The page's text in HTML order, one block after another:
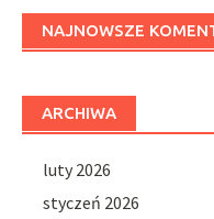
NAJNOWSZE
ARCHIWA
luty 2026
styczeń 2026